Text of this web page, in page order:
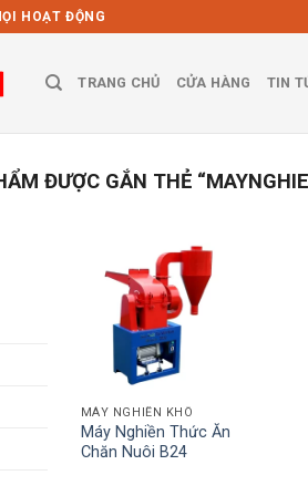
HOẠT ĐỘNG
TRANG CHỦ CỬA HÀNG TIN
ĐƯỢC GẮN THẺ
MÁY NGHIỀN KHÔ
Máy Nghiền Thức Ăn
Chăn Nuôi B24